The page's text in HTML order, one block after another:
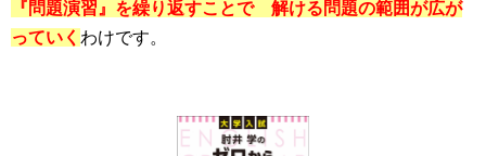
『問題演習』を繰り返すことで 解ける問題の範囲が広が
っていく わけです。